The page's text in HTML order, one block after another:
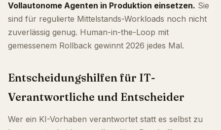
Vollautonome Agenten in Produktion einsetzen. Sie
sind für regulierte Mittelstands-Workloads noch nicht
zuverlässig genug. Human-in-the-Loop mit
gemessenem Rollback gewinnt 2026 jedes Mal.
Entscheidungshilfen für IT-
Verantwortliche und Entscheider
Wer ein KI-Vorhaben verantwortet statt es selbst zu